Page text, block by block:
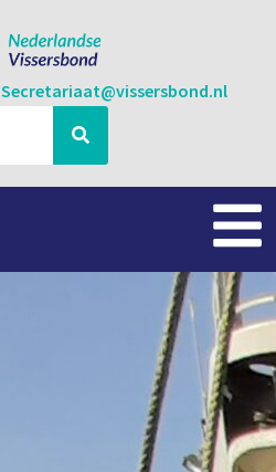
Secretariaat@vissersbond.nl